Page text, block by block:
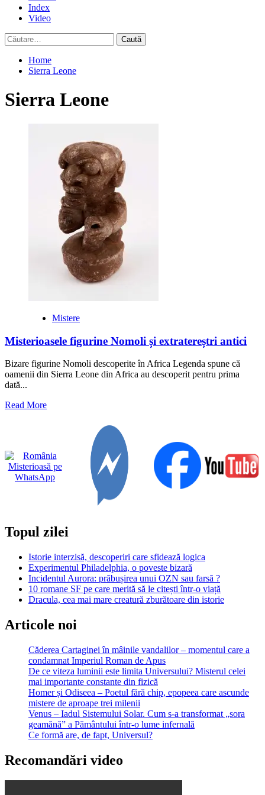
Index
Video
Caută
după:
Home
Sierra Leone
Sierra Leone
Mistere
Misterioasele figurine Nomoli și extratereștri antici
Bizare figurine Nomoli descoperite în Africa Legenda spune că
oamenii din Sierra Leone din Africa au descoperit pentru prima
dată...
Read MoreRead
Misterioasele
Nomoli
și
extratereștri
Topul zilei
Istorie interzisă, descoperiri care sfidează logica
Experimentul Philadelphia, o poveste bizară
Incidentul Aurora: prăbușirea unui OZN sau farsă ?
10 romane SF pe care merită să le citești într-o viață
Dracula, cea mai mare creatură zburătoare din istorie
Articole noi
Căderea Cartaginei în mâinile vandalilor – momentul care a
condamnat Imperiul Roman de Apus
De ce viteza luminii este limita Universului? Misterul celei
mai importante constante din fizică
Homer și Odiseea – Poetul fără chip, epopeea care ascunde
mistere de aproape trei milenii
Venus – Iadul Sistemului Solar. Cum s-a transformat „sora
geamănă” a Pământului într-o lume infernală
Ce formă are, de fapt, Universul?
Recomandări video